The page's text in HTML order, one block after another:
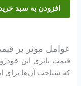
افزودن به سبد خرید
عوامل موثر بر
قیمت باتری این
که شناخت آن‌ها برای